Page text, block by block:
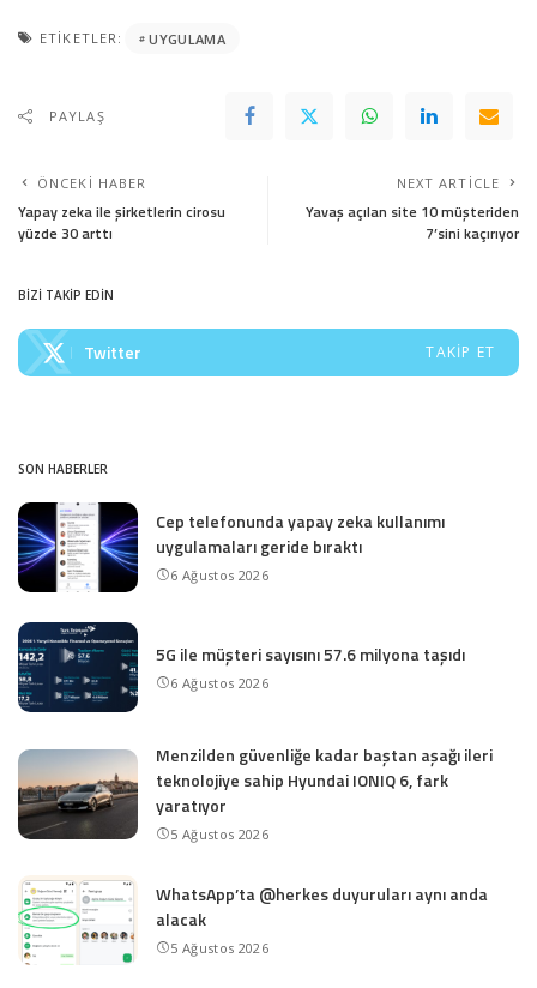
ETIKETLER: UYGULAMA
PAYLAŞ
ÖNCEKI HABER
Yapay zeka ile şirketlerin cirosu
yüzde 30 arttı
NEXT ARTICLE
Yavaş açılan site 10 müşteriden
7’sini kaçırıyor
BİZİ TAKİP EDİN
Twitter TAKIP ET
SON HABERLER
Cep telefonunda yapay zeka kullanımı
uygulamaları geride bıraktı
6 Ağustos 2026
5G ile müşteri sayısını 57.6 milyona taşıdı
6 Ağustos 2026
Menzilden güvenliğe kadar baştan aşağı ileri
teknolojiye sahip Hyundai IONIQ 6, fark
yaratıyor
5 Ağustos 2026
WhatsApp’ta @herkes duyuruları aynı anda
alacak
5 Ağustos 2026